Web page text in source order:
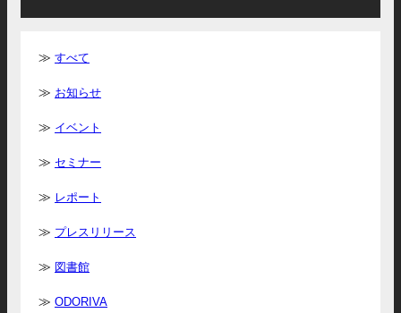
すべて
お知らせ
イベント
セミナー
レポート
プレスリリース
図書館
ODORIVA